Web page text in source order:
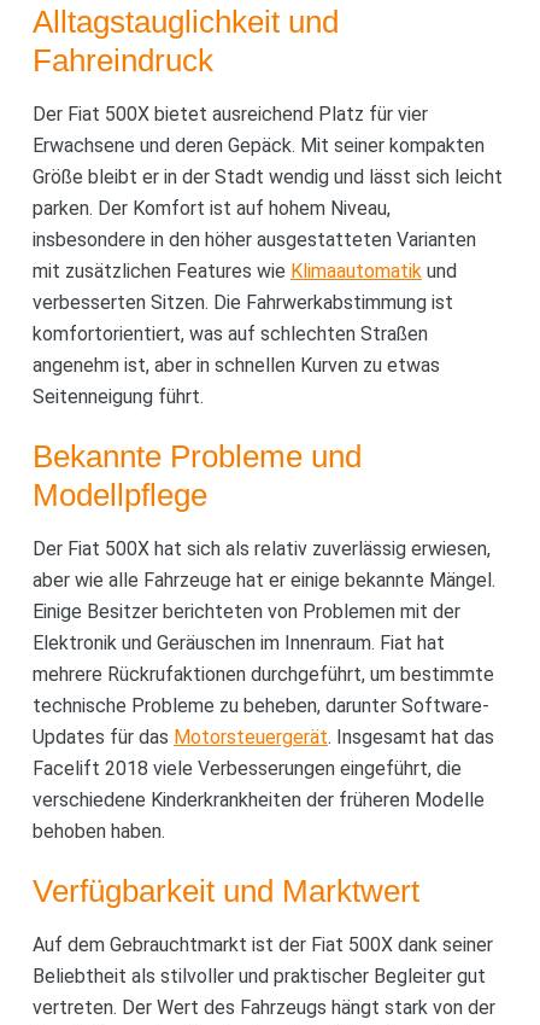
Alltagstauglichkeit und
Fahreindruck
Der Fiat 500X bietet ausreichend Platz für vier
Erwachsene und deren Gepäck. Mit seiner kompakten
Größe bleibt er in der Stadt wendig und lässt sich leicht
parken. Der Komfort ist auf hohem Niveau,
insbesondere in den höher ausgestatteten Varianten
mit zusätzlichen Features wie Klimaautomatik und
verbesserten Sitzen. Die Fahrwerkabstimmung ist
komfortorientiert, was auf schlechten Straßen
angenehm ist, aber in schnellen Kurven zu etwas
Seitenneigung führt.
Bekannte Probleme und
Modellpflege
Der Fiat 500X hat sich als relativ zuverlässig erwiesen,
aber wie alle Fahrzeuge hat er einige bekannte Mängel.
Einige Besitzer berichteten von Problemen mit der
Elektronik und Geräuschen im Innenraum. Fiat hat
mehrere Rückrufaktionen durchgeführt, um bestimmte
technische Probleme zu beheben, darunter Software-
Updates für das Motorsteuergerät. Insgesamt hat das
Facelift 2018 viele Verbesserungen eingeführt, die
verschiedene Kinderkrankheiten der früheren Modelle
behoben haben.
Verfügbarkeit und Marktwert
Auf dem Gebrauchtmarkt ist der Fiat 500X dank seiner
Beliebtheit als stilvoller und praktischer Begleiter gut
vertreten. Der Wert des Fahrzeugs hängt stark von der